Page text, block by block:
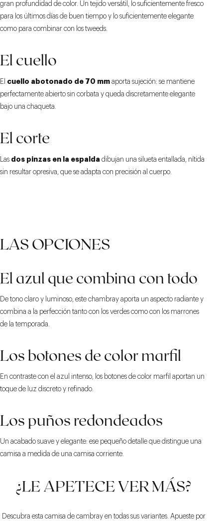
gran profundidad de color. Un tejido versátil, lo suficientemente fresco
para los últimos días de buen tiempo y lo suficientemente elegante
como para combinar con los tweeds.
El cuello
El cuello abotonado de 70 mm aporta sujeción: se mantiene
perfectamente abierto sin corbata y queda discretamente elegante
bajo una chaqueta.
El corte
Las dos pinzas en la espalda dibujan una silueta entallada, nítida
sin resultar opresiva, que se adapta con precisión al cuerpo.
LAS OPCIONES
El azul que combina con todo
De tono claro y luminoso, este chambray aporta un aspecto radiante y
combina a la perfección tanto con los verdes como con los marrones
de la temporada.
Los botones de color marfil
En contraste con el azul intenso, los botones de color marfil aportan un
toque de luz discreto y refinado.
Los puños redondeados
Un acabado suave y elegante: ese pequeño detalle que distingue una
camisa a medida de una camisa corriente.
¿LE APETECE VER MÁS?
Descubra esta camisa de cambray en todas sus variantes. Apueste por